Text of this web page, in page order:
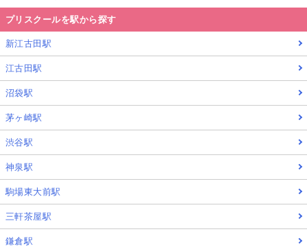
プリスクールを駅から探す
新江古田駅
江古田駅
沼袋駅
茅ヶ崎駅
渋谷駅
神泉駅
駒場東大前駅
三軒茶屋駅
鎌倉駅